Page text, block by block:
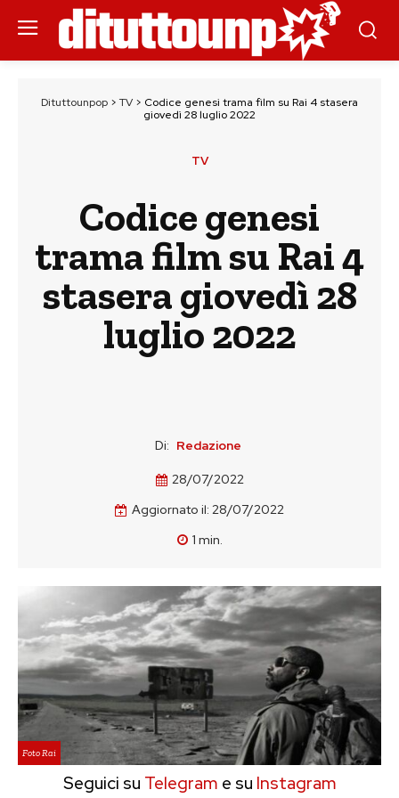
Dituttounpop > TV > Codice genesi trama film su Rai 4 stasera
giovedì 28 luglio 2022
TV
Codice genesi
trama film su Rai 4
stasera giovedì 28
luglio 2022
Di: Redazione
28/07/2022
Aggiornato il: 28/07/2022
1 min.
Foto Rai
Seguici su Telegram e su Instagram